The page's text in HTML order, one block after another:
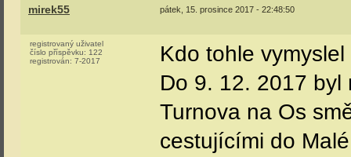
mirek55 pátek, 15. prosince 2017 - 22:48:50
registrovaný uživatel
číslo příspěvku: 122
registrován: 7-2017
Kdo tohle
Do 9. 12. 2017 byl
Turnova na Os
cestujícími do